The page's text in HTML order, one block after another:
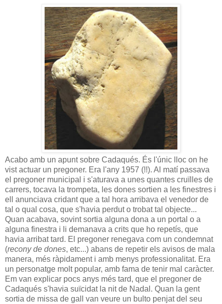
Acabo amb un apunt sobre Cadaqués. És l'únic lloc on he
vist actuar un pregoner. Era l'any 1957 (!!). Al matí passava
el pregoner municipal i s'aturava a unes quantes cruïlles de
carrers, tocava la trompeta, les dones sortien a les finestres i
ell anunciava cridant que a tal hora arribava el venedor de
tal o qual cosa, que s'havia perdut o trobat tal objecte...
Quan acabava, sovint sortia alguna dona a un portal o a
alguna finestra i li demanava a crits que ho repetís, que
havia arribat tard. El pregoner renegava com un condemnat
(recony de dones, etc...) abans de repetir els avisos de mala
manera, més ràpidament i amb menys professionalitat. Era
un personatge molt popular, amb fama de tenir mal caràcter.
Em van explicar pocs anys més tard, que el pregoner de
Cadaqués s'havia suïcidat la nit de Nadal. Quan la gent
sortia de missa de gall van veure un bulto penjat del seu